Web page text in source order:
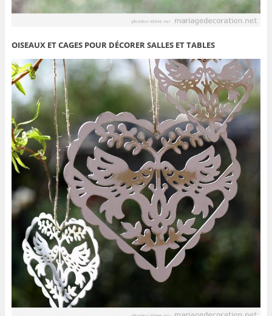
OISEAUX ET CAGES POUR DÉCORER SALLES ET TABLES